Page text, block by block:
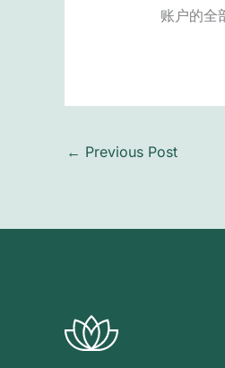
账户的全
← Previous Post